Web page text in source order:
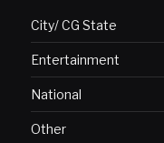
City/ CG State
Entertainment
National
Other